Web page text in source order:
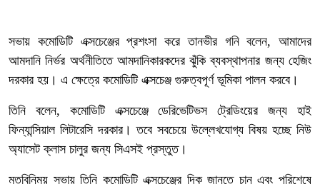
সভায় কমোডিটি এক্সচেঞ্জের প্রশংসা করে তানভীর গনি বলেন, আমাদের
আমদানি নির্ভর অর্থনীতিতে আমদানিকারকদের ঝুঁকি ব্যবস্থাপনার জন্য হেজিং
দরকার হয়। এ ক্ষেত্রে কমোডিটি এক্সচেঞ্জ গুরুত্বপূর্ণ ভূমিকা পালন করবে।
তিনি বলেন, কমোডিটি এক্সচেঞ্জে ডেরিভেটিভস ট্রেডিংয়ের জন্য হাই
ফিন্যান্সিয়াল লিটারেসি দরকার। তবে সবচেয়ে উল্লেখযোগ্য বিষয় হচ্ছে নিউ
অ্যাসেট ক্লাস চালুর জন্য সিএসই প্রস্তুত।
মতবিনিময় সভায় তিনি কমোডিটি এক্সচেঞ্জের দিক জানতে চান এবং পরিশেষে